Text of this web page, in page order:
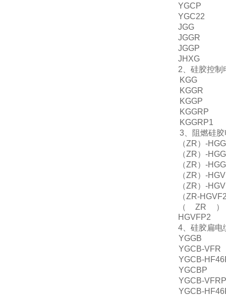
YGCP
YGC22
JGG
JGGR
JGGP
JHXG
2、硅胶控制
KGG
KGGR
KGGP
KGGRP
KGGRP1
3、阻燃硅胶
（ZR）-HGG
（ZR）-
（ZR）-
（ZR）-
（ZR）-
（ZR-
（ZR
HGVFP2
4、硅胶扁电
YGGB
YGCB-VFR
YGCB-
YGCBP
YGCB-VFRP
YGCB-